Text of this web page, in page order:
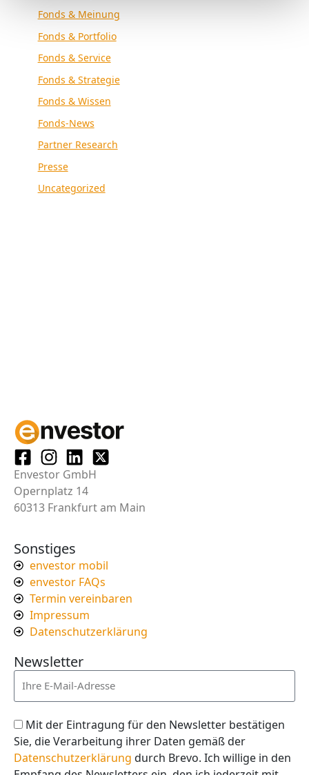
Fonds & Meinung
Fonds & Portfolio
Fonds & Service
Fonds & Strategie
Fonds & Wissen
Fonds-News
Partner Research
Presse
Uncategorized
Envestor GmbH
Opernplatz 14
60313 Frankfurt am Main
Sonstiges
envestor mobil
envestor FAQs
Termin vereinbaren
Impressum
Datenschutzerklärung
Newsletter
Mit der Eintragung für den Newsletter bestätigen
Sie, die Verarbeitung ihrer Daten gemäß der
Datenschutzerklärung durch Brevo. Ich willige in den